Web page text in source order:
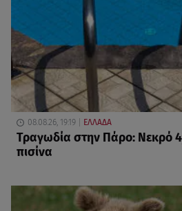
08.08.26, 19:19 ΕΛΛΑΔΑ
Τραγωδία στην Πάρο: Νεκρό
πισίνα